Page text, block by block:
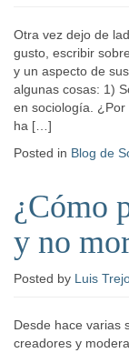
Otra vez dejo de
gusto, escribir
y un aspecto de
algunas cosas: 1)
en sociología.
ha […]
Posted in Blog de
¿Cómo
y no
Posted by Luis
Desde hace varias
creadores y